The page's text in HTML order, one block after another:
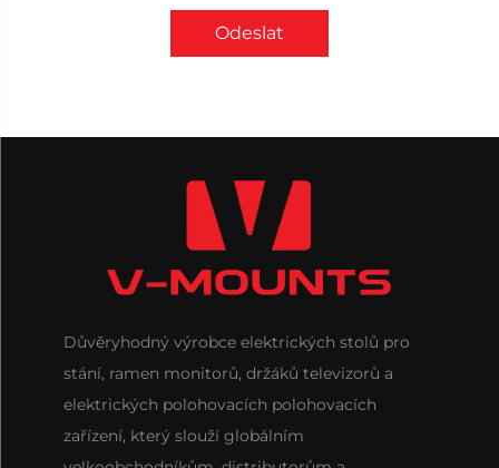
Odeslat
Důvěryhodný výrobce elektrických stolů pro
stání, ramen monitorů, držáků televizorů a
elektrických polohovacích polohovacích
zařízení, který slouží globálním